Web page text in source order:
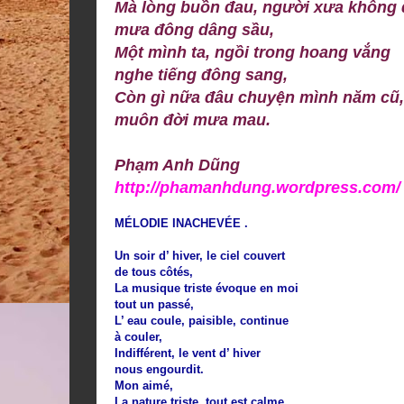
Mà lòng buồn đau, người xưa không
mưa đông dâng sầu,
Một mình ta, ngồi trong hoang vắng
nghe tiếng đông sang,
Còn gì nữa đâu chuyện mình năm cũ,
muôn đời mưa mau.
Phạm Anh Dũng
http://phamanhdung.wordpress.com/
MÉLODIE INACHEVÉE .
Un soir d’ hiver, le ciel couvert
de tous côtés,
La musique triste évoque en moi
tout un passé,
L’ eau coule, paisible, continue
à couler,
Indifférent, le vent d’ hiver
nous engourdit.
Mon aimé,